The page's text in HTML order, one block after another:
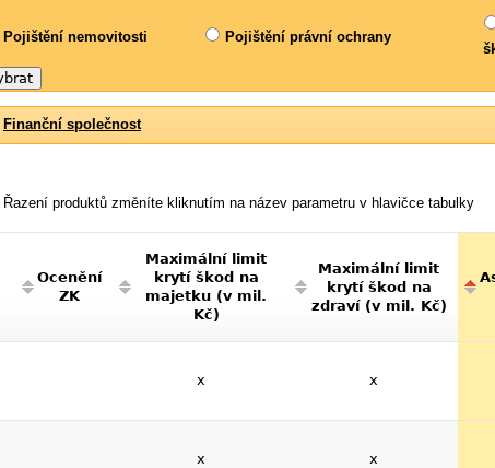
Pojištění nemovitosti Pojištění právní ochrany
Finanční společnost
Řazení produktů změníte kliknutím na název parametru v hlavičce tabulky
Ocenění
ZK
Maximální limit
krytí škod na
majetku (v mil.
Kč)
Maximální limit
krytí škod na
zdraví (v mil. Kč)
x x
x x